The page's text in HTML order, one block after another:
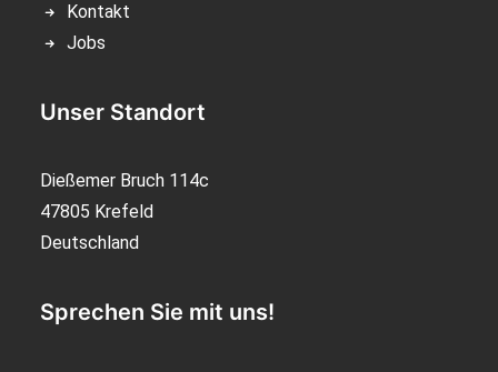
Kontakt
Jobs
Unser Standort
Dießemer Bruch 114c
47805 Krefeld
Deutschland
Sprechen Sie mit uns!